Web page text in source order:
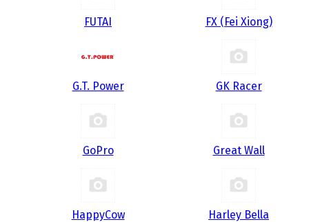
FUTAI FX (Fei Xiong)
G.T. Power GK Racer
GoPro Great Wall
HappyCow Harley Bella